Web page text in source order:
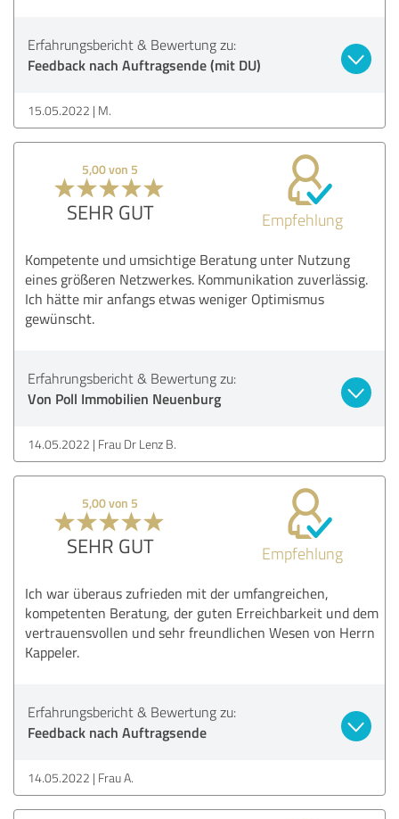
Erfahrungsbericht & Bewertung zu:
Feedback nach Auftragsende (mit DU)
15.05.2022 M.
5,00 von 5
SEHR GUT Empfehlung
Kompetente und umsichtige Beratung unter Nutzung
eines größeren Netzwerkes. Kommunikation zuverlässig.
Ich hätte mir anfangs etwas weniger Optimismus
gewünscht.
Erfahrungsbericht & Bewertung zu:
Von Poll Immobilien Neuenburg
14.05.2022 Frau Dr Lenz B.
5,00 von 5
SEHR GUT Empfehlung
Ich war überaus zufrieden mit der umfangreichen,
kompetenten Beratung, der guten Erreichbarkeit und dem
vertrauensvollen und sehr freundlichen Wesen von Herrn
Kappeler.
Erfahrungsbericht & Bewertung zu:
Feedback nach Auftragsende
14.05.2022 Frau A.